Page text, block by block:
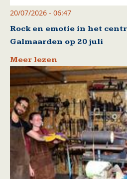
20/07/2026 - 06:47
Rock en emotie in het
Galmaarden op 20 juli
Meer lezen